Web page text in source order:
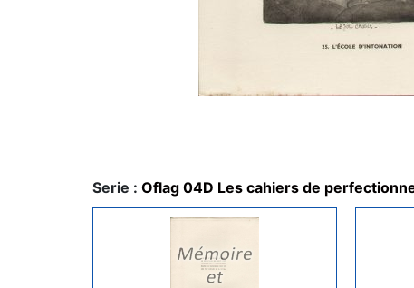
Serie : Oflag 04D Les cahiers de